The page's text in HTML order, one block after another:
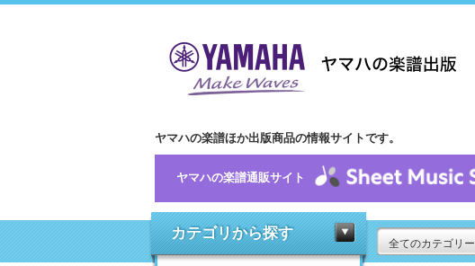
ヤマハの楽譜ほか出版商品の情報サイトです。
ヤマハの楽譜通販サイト
カテゴリから探す
全てのカテゴリー